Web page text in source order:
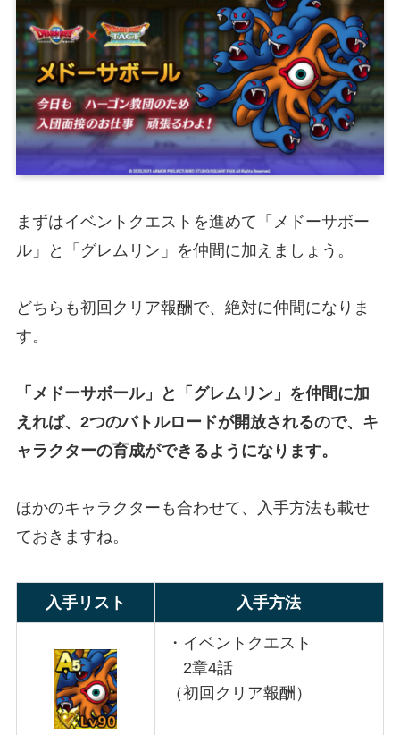
まずはイベントクエストを進めて「メドーサボー
ル」と「グレムリン」を仲間に加えましょう。
どちらも初回クリア報酬で、絶対に仲間になりま
す。
「メドーサボール」と「グレムリン」を仲間に加
えれば、2つのバトルロードが開放されるので、キ
ャラクターの育成ができるようになります。
ほかのキャラクターも合わせて、入手方法も載せ
ておきますね。
入手リスト 入手方法
・イベントクエスト
2章4話
（初回クリア報酬）